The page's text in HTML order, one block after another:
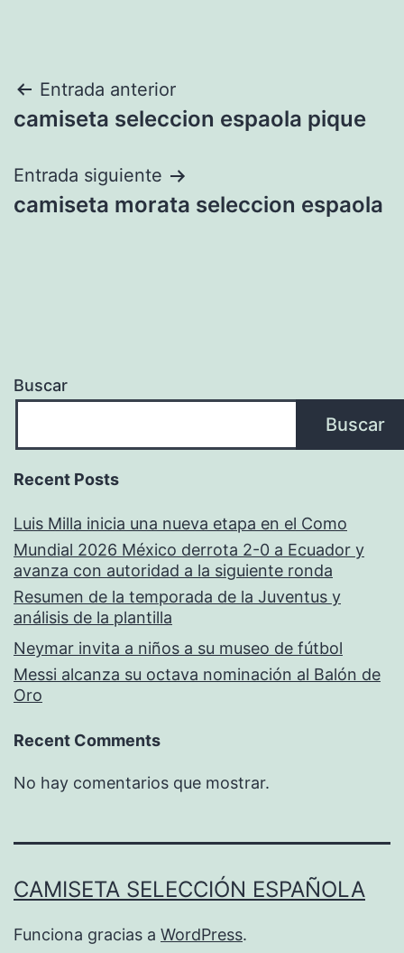
Navegación
de
entradas
Entrada anterior
camiseta seleccion espaola pique
Entrada siguiente
camiseta morata seleccion espaola
Buscar
Buscar
Recent Posts
Luis Milla inicia una nueva etapa en el Como
Mundial 2026 México derrota 2-0 a Ecuador y
avanza con autoridad a la siguiente ronda
Resumen de la temporada de la Juventus y
análisis de la plantilla
Neymar invita a niños a su museo de fútbol
Messi alcanza su octava nominación al Balón de
Oro
Recent Comments
No hay comentarios que mostrar.
CAMISETA SELECCIÓN ESPAÑOLA
Funciona gracias a WordPress.